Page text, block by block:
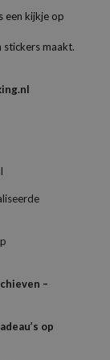
een kijkje op
maakt.
–
op